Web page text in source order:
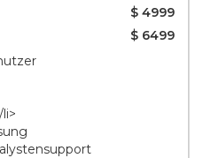
$ 4999
$ 6499